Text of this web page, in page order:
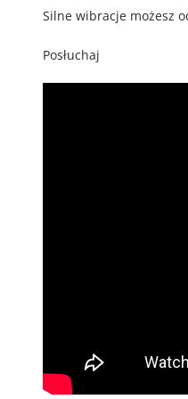
Silne wibracje możesz
Posłuchaj